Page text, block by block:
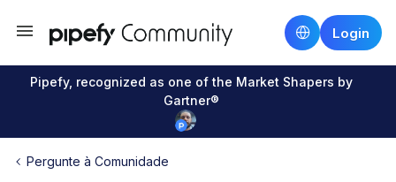
Login
Pipefy, recognized as one of the Market Shapers by
Gartner®
Pergunte à Comunidade